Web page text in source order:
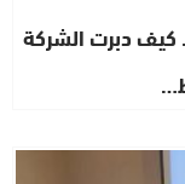
كيف دبرت الشركة